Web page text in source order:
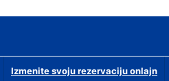
Izmenite svoju rezervaciju onlajn